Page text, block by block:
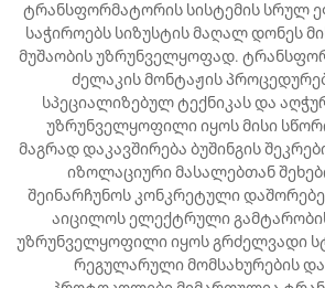
ტრანსფორმატორის სისტემის სრულ
საჭიროებს სიზუსტის მაღალ დონეს
მუშაობის უზრუნველყოფად.
ძელაკის მონტაჟის
სპეციალიზებულ ტექნიკას და
უზრუნველყოფილი იყოს მისი
მაგრად დაკავშირება ბუშინგის
იზოლაციური მასალებთან
შეინარჩუნოს კონკრეტული
აიცილოს ელექტრული
უზრუნველყოფილი იყოს გრძელვადი
რეგულარული მომსახურების და